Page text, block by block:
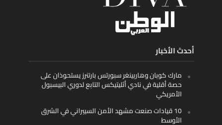
أحدث الأخبار
مارك كوبان وهاربينغر سبورتس بارتنرز يستحوذان على
حصة أقلية في نادي أثليتيكس التابع لدوري البيسبول
الأمريكي
10 قيادات صنعت مشهد الأمن السيبراني في الشرق
الأوسط